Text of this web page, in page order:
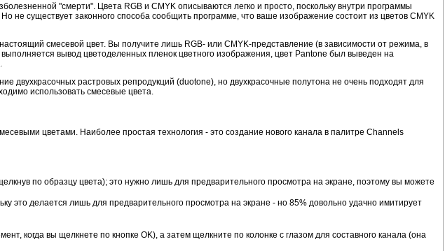
"смерти". Цвета RGB и CMYK описываются легко и просто, поскольку внутри программы
не существует законного способа сообщить программе, что ваше изображение состоит из цветов CMYK
смесевой цвет. Вы получите лишь RGB- или CMYK-представление (в зависимости от режима, в
вывод цветоделенных пленок цветного изображения, цвет Pantone был выведен на
двухкрасочных растровых репродукций (duotone), но двухкрасочные полутона не очень подходят для
использовать смесевые цвета.
цветами. Наиболее простая технология - это создание нового канала в палитре Channels
по образцу цвета); это нужно лишь для предварительного просмотра на экране, поэтому вы можете
это делается лишь для предварительного просмотра на экране - но 85% довольно удачно имитирует
когда вы щелкнете по кнопке OK), а затем щелкните по колонке с глазом для составного канала (она